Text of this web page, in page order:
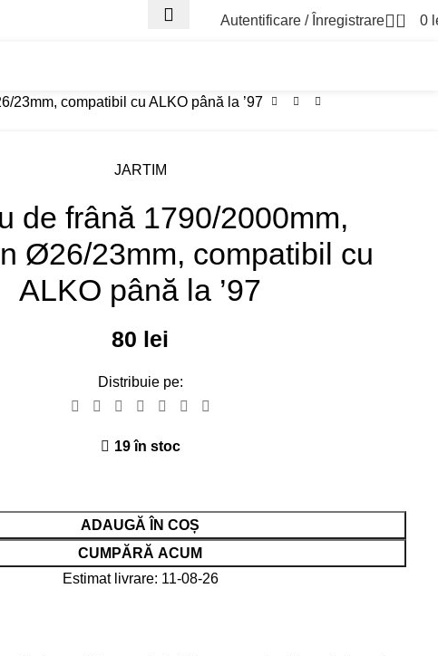
Autentificare / Înregistrare 0 0
23mm, compatibil cu ALKO până la ’97
JARTIM
de frână 1790/2000mm,
Ø26/23mm, compatibil cu
ALKO până la ’97
80 lei
Distribuie pe:
19 în stoc
ADAUGĂ ÎN COȘ
CUMPĂRĂ ACUM
Estimat livrare: 11-08-26